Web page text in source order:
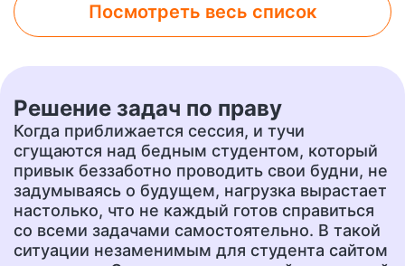
Лабораторная работа
Контрольная работа
Чертеж
от 700 руб.
Доклад
от 400 руб.
Презентация
от 500 руб.
Перевод
от 400 руб.
Посмотреть весь список
Решение задач по праву
Когда приближается сессия, и тучи
сгущаются над бедным студентом, который
привык беззаботно проводить свои будни, не
задумываясь о будущем, нагрузка вырастает
настолько, что не каждый готов справиться
со всеми задачами самостоятельно. В такой
ситуации незаменимым для студента сайтом